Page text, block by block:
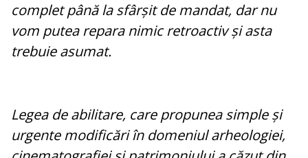
complet până la sfârșit de mandat, dar nu
vom putea repara nimic retroactiv și asta
trebuie asumat.
Legea de abilitare, care propunea simple și
urgente modificări în domeniul arheologiei,